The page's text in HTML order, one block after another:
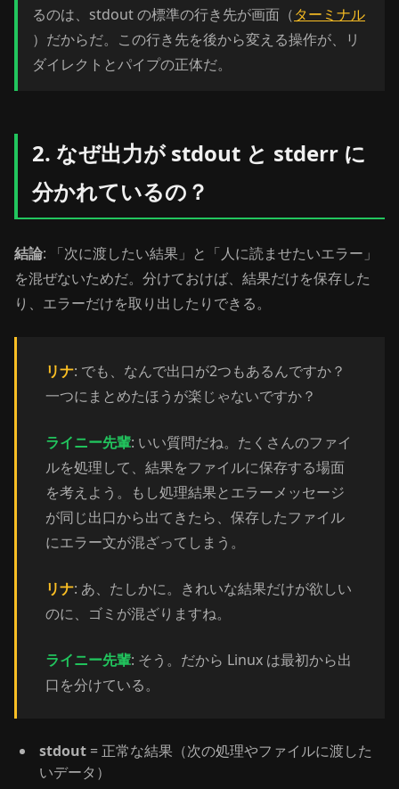
るのは、stdout の標準の行き先が画面（ターミナル
）だからだ。この行き先を後から変える操作が、リ
ダイレクトとパイプの正体だ。
2. なぜ出力が stdout と stderr に
分かれているの？
結論: 「次に渡したい結果」と「人に読ませたいエラー」
を混ぜないためだ。分けておけば、結果だけを保存した
り、エラーだけを取り出したりできる。
リナ: でも、なんで出口が2つもあるんですか？
一つにまとめたほうが楽じゃないですか？
ライニー先輩: いい質問だね。たくさんのファイ
ルを処理して、結果をファイルに保存する場面
を考えよう。もし処理結果とエラーメッセージ
が同じ出口から出てきたら、保存したファイル
にエラー文が混ざってしまう。
リナ: あ、たしかに。きれいな結果だけが欲しい
のに、ゴミが混ざりますね。
ライニー先輩: そう。だから Linux は最初から出
口を分けている。
stdout = 正常な結果（次の処理やファイルに渡した
いデータ）